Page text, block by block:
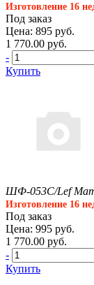
Изготовление 16
Под заказ
Цена: 895 руб.
1 770.00 руб.
-
Купить
ШФ-053С/Lef
Изготовление 16
Под заказ
Цена: 995 руб.
1 770.00 руб.
-
Купить